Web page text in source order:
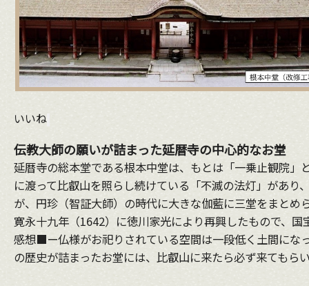
いいね
伝教大師の願いが詰まった延暦寺の中心的なお堂
延暦寺の総本堂である根本中堂は、もとは「一乗止観院
に渡って比叡山を照らし続けている「不滅の法灯」があ
が、円珍（智証大師）の時代に大きな伽藍に三堂をまと
寛永十九年（1642）に徳川家光により再興したもので、
感想■ー仏様がお祀りされている空間は一段低く土間にな
の歴史が詰まったお堂には、比叡山に来たら必ず来てもら